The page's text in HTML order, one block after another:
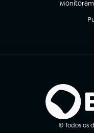
(abre em
© Todos os